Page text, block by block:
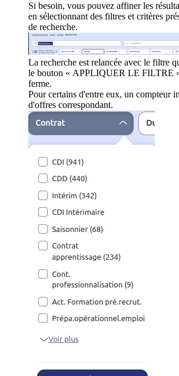
Si besoin, vous pouvez affiner les
en sélectionnant des filtres et critères
de recherche.
La recherche est relancée avec le filtre
le bouton « APPLIQUER LE FILTRE
ferme.
Pour certains d'entre eux, un compteur
d'offres correspondant.